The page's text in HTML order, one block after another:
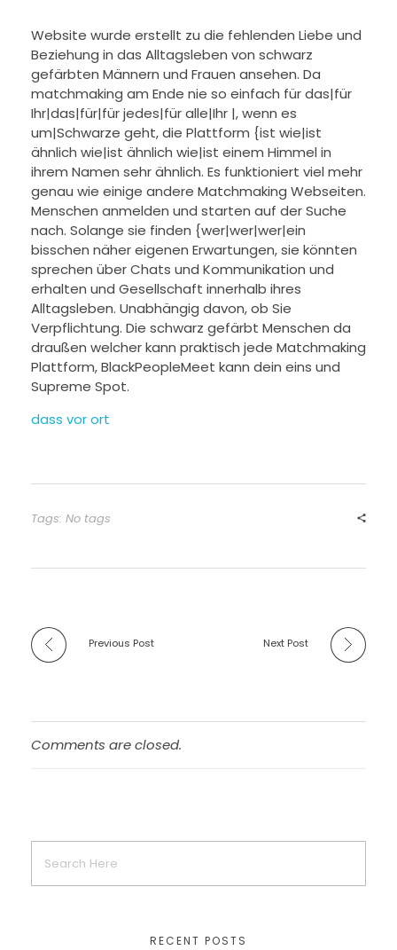
Website wurde erstellt zu die fehlenden Liebe und
Beziehung in das Alltagsleben von schwarz
gefärbten Männern und Frauen ansehen. Da
matchmaking am Ende nie so einfach für das|für
Ihr|das|für|für jedes|für alle|Ihr |, wenn es
um|Schwarze geht, die Plattform {ist wie|ist
ähnlich wie|ist ähnlich wie|ist einem Himmel in
ihrem Namen sehr ähnlich. Es funktioniert viel mehr
genau wie einige andere Matchmaking Webseiten.
Menschen anmelden und starten auf der Suche
nach. Solange sie finden {wer|wer|wer|ein
bisschen näher eigenen Erwartungen, sie könnten
sprechen über Chats und Kommunikation und
erhalten und Gesellschaft innerhalb ihres
Alltagsleben. Unabhängig davon, ob Sie
Verpflichtung. Die schwarz gefärbt Menschen da
draußen welcher kann praktisch jede Matchmaking
Plattform, BlackPeopleMeet kann dein eins und
Supreme Spot.
dass vor ort
Tags: No tags
Previous Post Next Post
Comments are closed.
RECENT POSTS